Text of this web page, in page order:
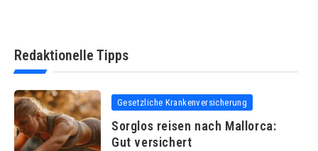
Redaktionelle Tipps
Gesetzliche Krankenversicherung
Sorglos reisen nach Mallorca:
Gut versichert